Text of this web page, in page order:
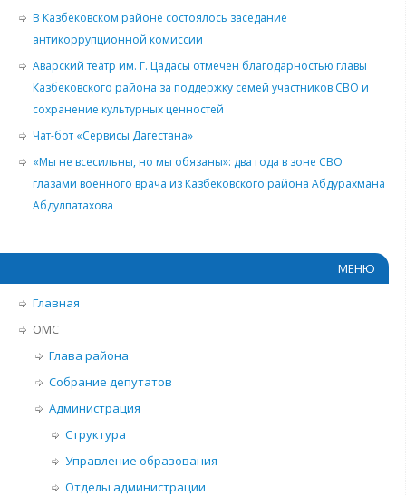
В Казбековском районе состоялось заседание
антикоррупционной комиссии
Аварский театр им. Г. Цадасы отмечен благодарностью главы
Казбековского района за поддержку семей участников СВО и
сохранение культурных ценностей
Чат-бот «Сервисы Дагестана»
«Мы не всесильны, но мы обязаны»: два года в зоне СВО
глазами военного врача из Казбековского района Абдурахмана
Абдулпатахова
МЕНЮ
Главная
ОМС
Глава района
Собрание депутатов
Администрация
Структура
Управление образования
Отделы администрации